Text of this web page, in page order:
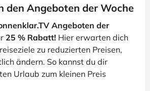
den Angeboten der Woche
Angeboten der
25 % Rabatt! Hier erwarten dich
zu reduzierten Preisen,
ändern. So kannst du dir
Urlaub zum kleinen Preis